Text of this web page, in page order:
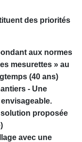
des priorités
aux normes
mesurettes » au
(40 ans)
- Une
proposée
avec une